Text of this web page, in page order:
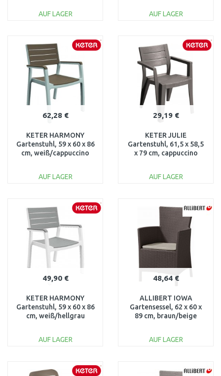
AUF LAGER
WARENKORB
Vergleichen
AUF LAGER
WARENKORB
Vergleichen
62,28 €
KETER HARMONY
Gartenstuhl, 59 x 60 x 86
cm, weiß/cappuccino
AUF LAGER
WARENKORB
Vergleichen
29,19 €
KETER JULIE
Gartenstuhl, 61,5 x 58,5
x 79 cm, cappuccino
AUF LAGER
Vergleichen
49,90 €
KETER HARMONY
Gartenstuhl, 59 x 60 x 86
cm, weiß/hellgrau
AUF LAGER
WARENKORB
48,64 €
ALLIBERT IOWA
Gartensessel, 62 x 60 x
89 cm, braun/beige
AUF LAGER